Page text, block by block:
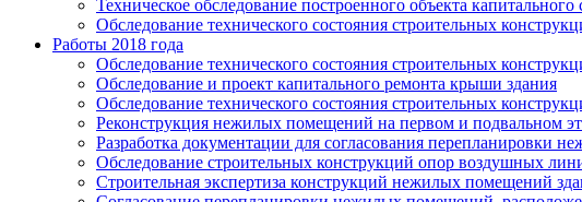
Техническое обследование построенного объекта капитального
Обследование технического состояния строительных
Работы 2018 года
Обследование технического состояния строительных
Обследование и проект капитального ремонта крыши здания
Обследование технического состояния строительных
Реконструкция нежилых помещений на первом и подвальном
Разработка документации для согласования перепланировки
Обследование строительных конструкций опор воздушных
Строительная экспертиза конструкций нежилых помещений